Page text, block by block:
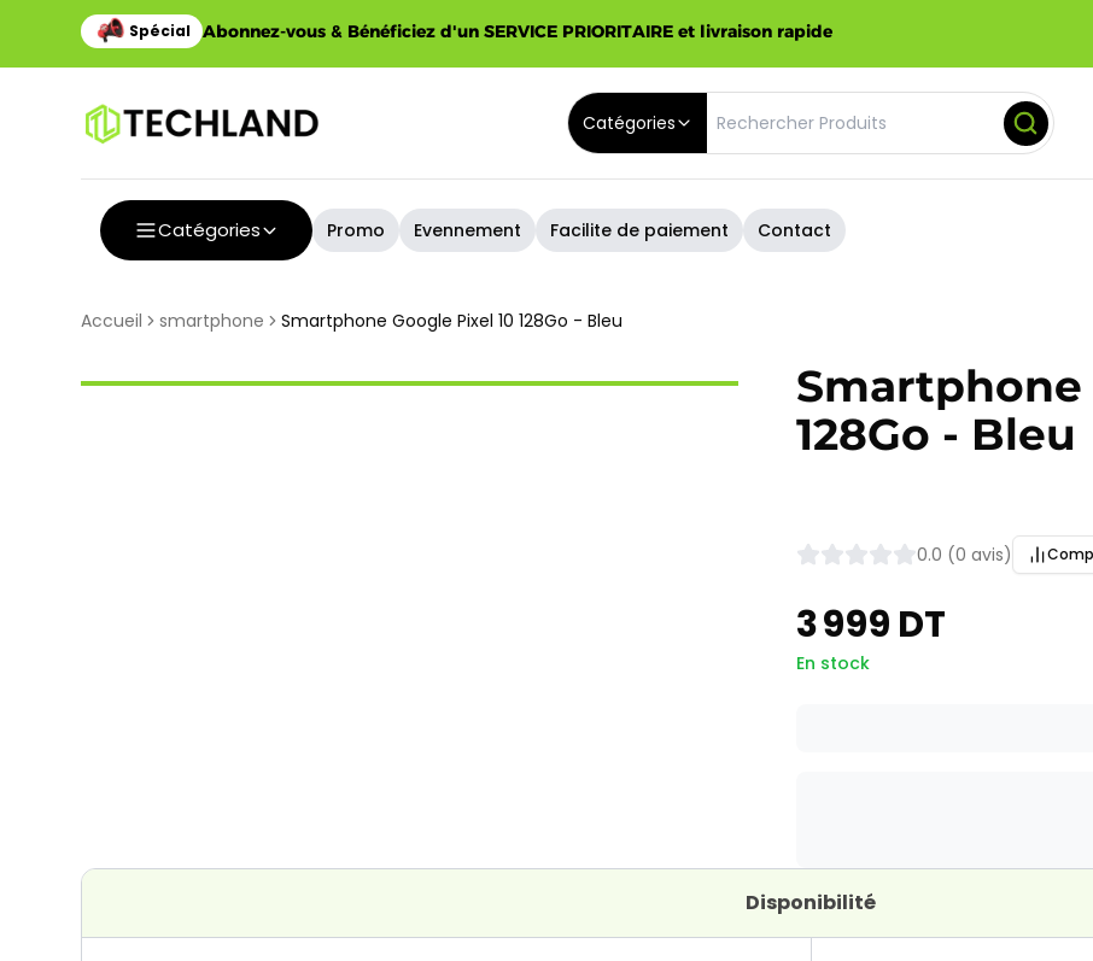
Abonnez-vous & Bénéficiez d'un SERVICE PRIORITAIRE et livraison rapide
Catégories
Catégories Promo Evennement Facilite de paiement Contact
Accueil smartphone Smartphone Google Pixel 10 128Go - Bleu
Smartphone
128Go - Bleu
0.0 (0 avis)
3 999 DT
En stock
Disponibilité